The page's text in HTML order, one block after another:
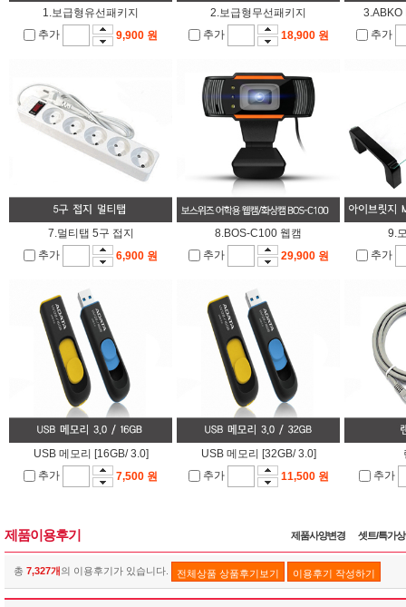
1.보급형유선패키지
추가
9,900 원
2.보급형무선패키지
추가
18,900 원
3.ABKO
추가
7.멀티탭 5구 접지
추가
6,900 원
8.BOS-C100 웹캠
추가
29,900 원
9.
추가
USB 메모리 [16GB/ 3.0]
추가
7,500 원
USB 메모리 [32GB/ 3.0]
추가
11,500 원
추가
제품이용후기 제품사양변경 셋트/특가
총 7,327개의 이용후기가 있습니다. 전체상품 상품후기보기 이용후기 작성하기